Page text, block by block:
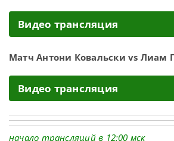
Видео трансляция
Матч Антони Ковальски vs Лиам
Видео трансляция
начало трансляций в 12:00 мск